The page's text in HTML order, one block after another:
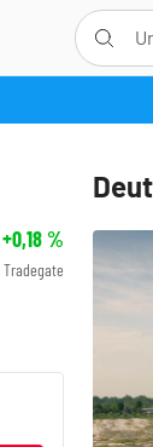
+0,18%
Tradegate